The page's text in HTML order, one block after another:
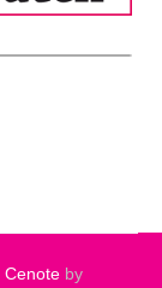
Cenote by